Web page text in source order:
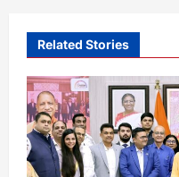
v
g
a
t
Related Stories